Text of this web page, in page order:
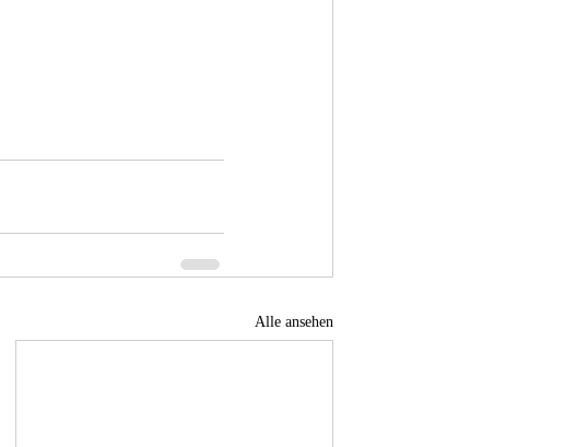
Alle ansehen